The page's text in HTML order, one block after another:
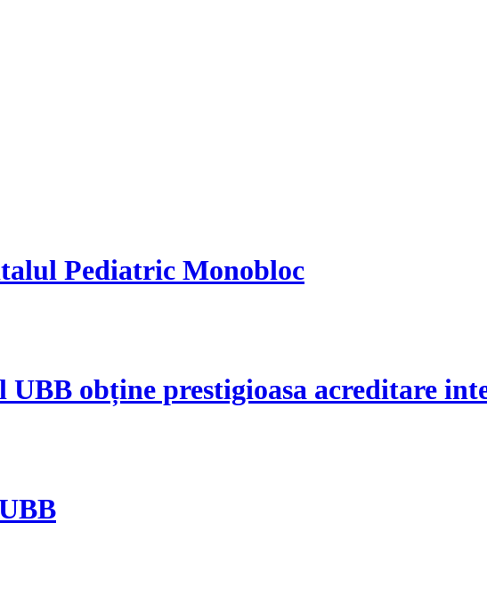
Pediatric Monobloc
UBB obține prestigioasa acreditare